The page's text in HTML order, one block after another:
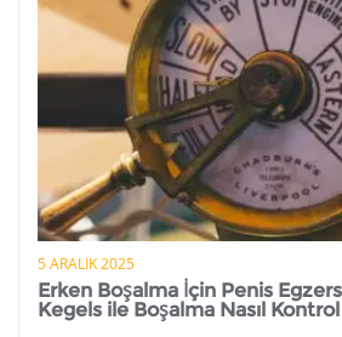
5 ARALIK 2025
Erken Boşalma İçin Penis
Kegels ile Boşalma Nasıl